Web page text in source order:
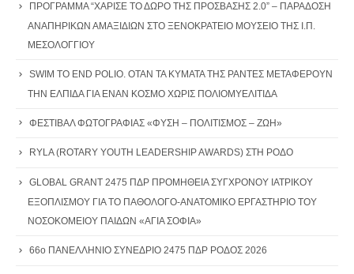
ΠΡΟΓΡΑΜΜΑ “ΧΑΡΙΣΕ ΤΟ ΔΩΡΟ ΤΗΣ ΠΡΟΣΒΑΣΗΣ 2.0” – ΠΑΡΑΔΟΣΗ
ΑΝΑΠΗΡΙΚΩΝ ΑΜΑΞΙΔΙΩΝ ΣΤΟ ΞΕΝΟΚΡΑΤΕΙΟ ΜΟΥΣΕΙΟ ΤΗΣ Ι.Π.
ΜΕΣΟΛΟΓΓΙΟΥ
SWIM TO END POLIO. ΟΤΑΝ ΤΑ ΚΥΜΑΤΑ ΤΗΣ ΡΑΝΤΕΣ ΜΕΤΑΦΕΡΟΥΝ
ΤΗΝ ΕΛΠΙΔΑ ΓΙΑ ΕΝΑΝ ΚΟΣΜΟ ΧΩΡΙΣ ΠΟΛΙΟΜΥΕΛΙΤΙΔΑ
ΦΕΣΤΙΒΑΛ ΦΩΤΟΓΡΑΦΙΑΣ «ΦΥΣΗ – ΠΟΛΙΤΙΣΜΟΣ – ΖΩΗ»
RYLA (ROTARY YOUTH LEADERSHIP AWARDS) ΣΤΗ ΡΟΔΟ
GLOBAL GRANT 2475 ΠΔΡ ΠΡΟΜΗΘΕΙΑ ΣΥΓΧΡΟΝΟΥ ΙΑΤΡΙΚΟΥ
ΕΞΟΠΛΙΣΜΟΥ ΓΙΑ ΤΟ ΠΑΘΟΛΟΓΟ-ΑΝΑΤΟΜΙΚΟ ΕΡΓΑΣΤΗΡΙΟ ΤΟΥ
ΝΟΣΟΚΟΜΕΙΟΥ ΠΑΙΔΩΝ «ΑΓΙΑ ΣΟΦΙΑ»
66ο ΠΑΝΕΛΛΗΝΙΟ ΣΥΝΕΔΡΙΟ 2475 ΠΔΡ ΡΟΔΟΣ 2026